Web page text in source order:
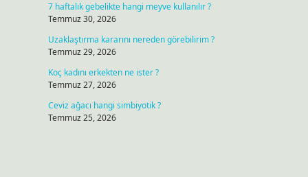
7 haftalık gebelikte hangi meyve kullanılır ?
Temmuz 30, 2026
Uzaklaştırma kararını nereden görebilirim ?
Temmuz 29, 2026
Koç kadını erkekten ne ister ?
Temmuz 27, 2026
Ceviz ağacı hangi simbiyotik ?
Temmuz 25, 2026